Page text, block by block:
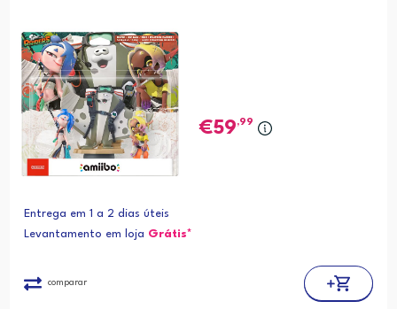
59,99
Entrega em 1 a 2 dias úteis
Levantamento em loja Grátis*
comparar